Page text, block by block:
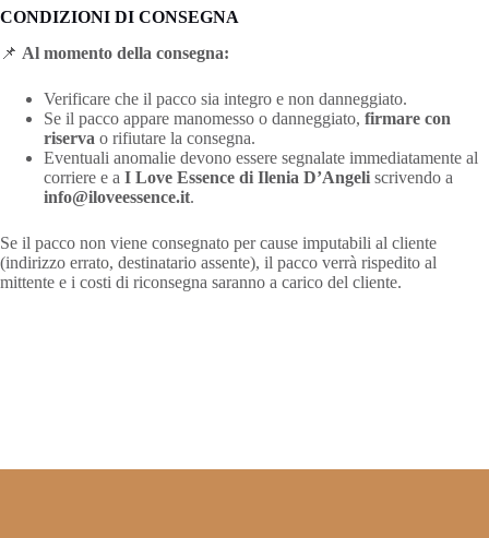
CONDIZIONI DI CONSEGNA
📌 Al momento della consegna:
Verificare che il pacco sia integro e non danneggiato.
Se il pacco appare manomesso o danneggiato, firmare con
riserva o rifiutare la consegna.
Eventuali anomalie devono essere segnalate immediatamente al
corriere e a I Love Essence di Ilenia D’Angeli scrivendo a
info@iloveessence.it.
Se il pacco non viene consegnato per cause imputabili al cliente
(indirizzo errato, destinatario assente), il pacco verrà rispedito al
mittente e i costi di riconsegna saranno a carico del cliente.